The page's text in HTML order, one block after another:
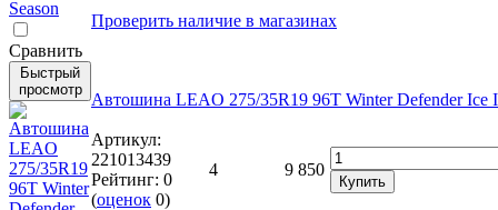
Cравнить
Проверить наличие в магазинах
Быстрый
просмотр
Автошина LEAO 275/35R19 96T Winter Defender Ice
Артикул:
221013439
Рейтинг: 0
(оценок 0)
4 9 850
Купить